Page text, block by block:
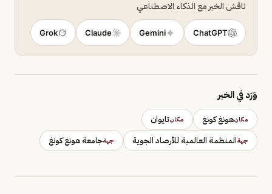
ناقش الخبر مع الذكاء الاصطناعي
ChatGPT
Gemini
Claude
Grok
وَرَد في الخبر
مكانهونغ كونغ مكانتايوان
جهةالمنظمة العالمية للأرصاد الجوية جهةجامعة هونغ كونغ